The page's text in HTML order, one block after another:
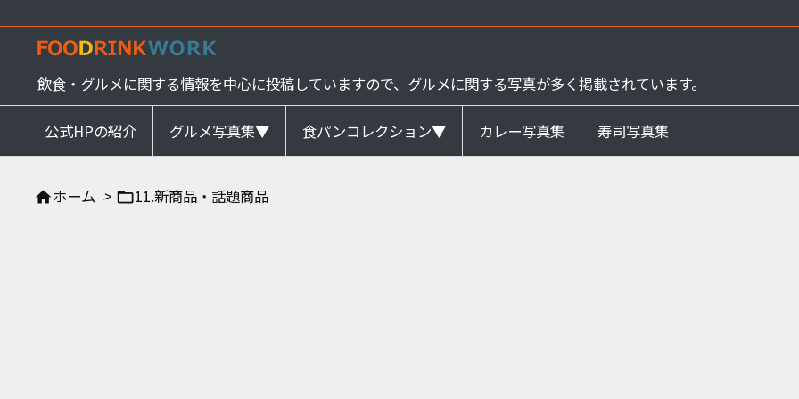
飲食・グルメに関する情報を中心に投稿していますので、グルメに関する写真が多く掲載されています。
公式HPの紹介 グルメ写真集▼ 食パンコレクション▼ カレー写真集 寿司写真集
ホーム > 11.新商品・話題商品